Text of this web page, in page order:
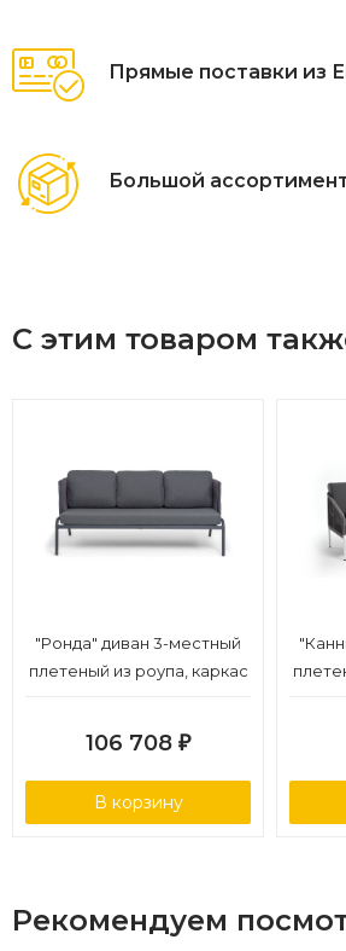
износостойкость, защита от
Фурнитура: Анодированная
защиты A4)
модульная система сборки,
каркаса и подушек
Прямые поставки из
Большой
С этим товаром
"Ронда" диван 3-местный
плетеный из роупа, каркас
40 мм tex, ткань темно-
серая 027
106 708 ₽
В корзину
Рекомендуем